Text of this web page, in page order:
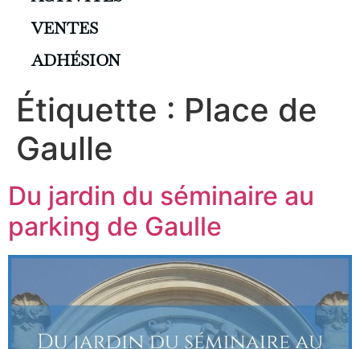
VENTES
ADHÉSION
Étiquette : Place de
Gaulle
Du jardin du séminaire au
parking de Gaulle